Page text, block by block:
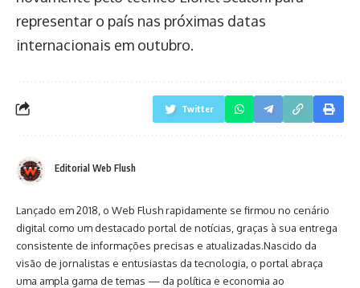
representar o país nas próximas datas
internacionais em outubro.
Twitter
Editorial Web Flush
Lançado em 2018, o Web Flush rapidamente se firmou no cenário
digital como um destacado portal de notícias, graças à sua entrega
consistente de informações precisas e atualizadas.Nascido da
visão de jornalistas e entusiastas da tecnologia, o portal abraça
uma ampla gama de temas — da política e economia ao